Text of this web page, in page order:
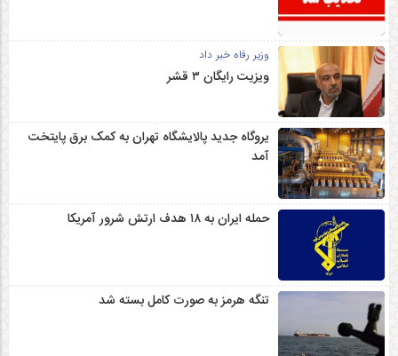
وزیر رفاه خبر داد
ویزیت رایگان ۳ قشر
یروگاه جدید پالایشگاه تهران به کمک برق پایتخت
آمد
حمله ایران به ۱۸ هدف ارتش شرور آمریکا
تنگه هرمز به صورت کامل بسته شد